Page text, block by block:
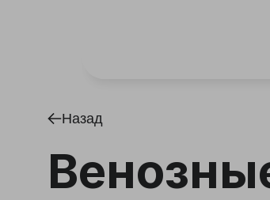
Назад